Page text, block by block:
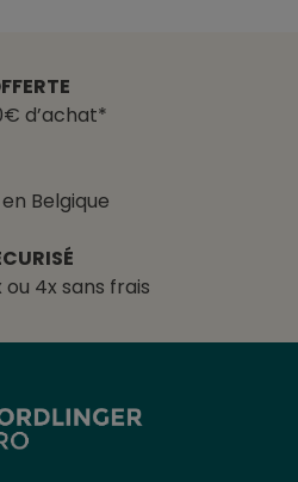
d’achat*
Belgique
4x sans frais